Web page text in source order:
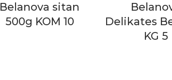
Belanova sitan
500g KOM 10
Delikates
KG 5